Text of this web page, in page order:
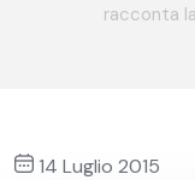
racconta
14 Luglio 2015